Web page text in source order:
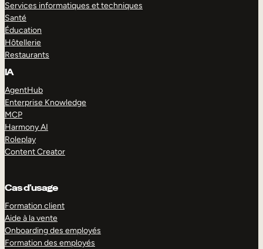
Services informatiques et techniques
Santé
Éducation
Hôtellerie
Restaurants
IA
AgentHub
Enterprise Knowledge
MCP
Harmony AI
Roleplay
Content Creator
Cas d’usage
Formation client
Aide à la vente
Onboarding des employés
Formation des employés